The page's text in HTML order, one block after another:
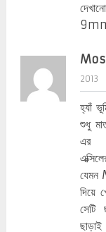
2013
হ্যাঁ
শুধু
এর
যেমন
দিয়ে
সেটি